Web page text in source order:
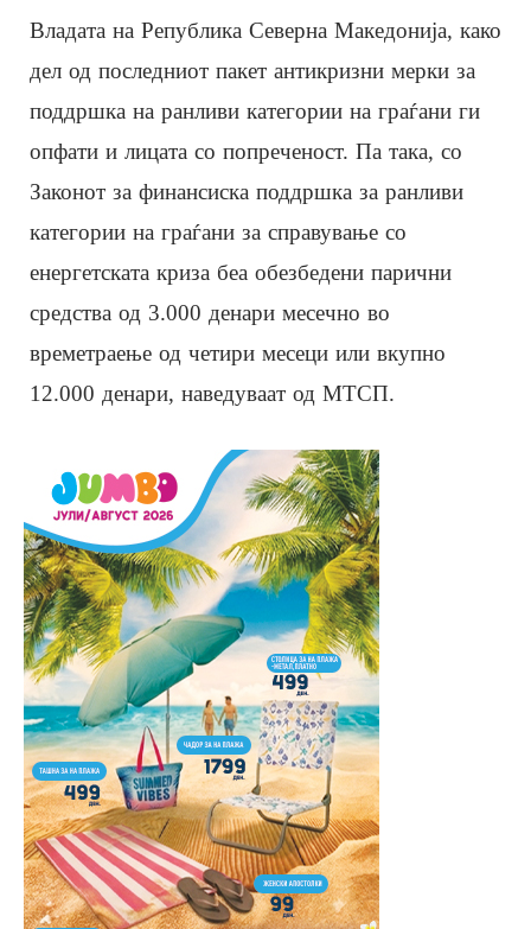
Владата на Република Северна Македонија, како
дел од последниот пакет антикризни мерки за
поддршка на ранливи категории на граѓани ги
опфати и лицата со попреченост. Па така, со
Законот за финансиска поддршка за ранливи
категории на граѓани за справување со
енергетската криза беа обезбедени парични
средства од 3.000 денари месечно во
времетраење од четири месеци или вкупно
12.000 денари, наведуваат од МТСП.